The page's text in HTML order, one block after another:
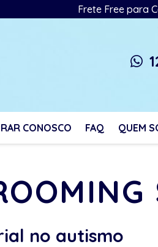
Frete Free para
whatsapp
CONOSCO FAQ QUEM
no autismo